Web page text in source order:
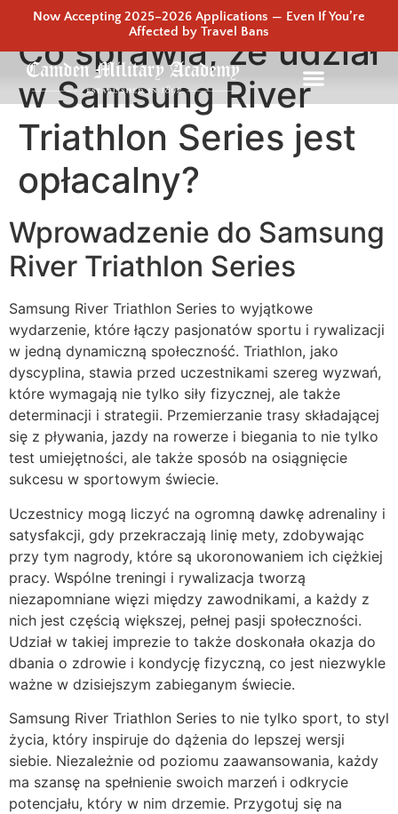
Now Accepting 2025–2026 Applications — Even If You’re
Affected by Travel Bans
Co sprawia, że udział
w Samsung River
Triathlon Series jest
opłacalny?
Wprowadzenie do Samsung
River Triathlon Series
Samsung River Triathlon Series to wyjątkowe
wydarzenie, które łączy pasjonatów sportu i rywalizacji
w jedną dynamiczną społeczność. Triathlon, jako
dyscyplina, stawia przed uczestnikami szereg wyzwań,
które wymagają nie tylko siły fizycznej, ale także
determinacji i strategii. Przemierzanie trasy składającej
się z pływania, jazdy na rowerze i biegania to nie tylko
test umiejętności, ale także sposób na osiągnięcie
sukcesu w sportowym świecie.
Uczestnicy mogą liczyć na ogromną dawkę adrenaliny i
satysfakcji, gdy przekraczają linię mety, zdobywając
przy tym nagrody, które są ukoronowaniem ich ciężkiej
pracy. Wspólne treningi i rywalizacja tworzą
niezapomniane więzi między zawodnikami, a każdy z
nich jest częścią większej, pełnej pasji społeczności.
Udział w takiej imprezie to także doskonała okazja do
dbania o zdrowie i kondycję fizyczną, co jest niezwykle
ważne w dzisiejszym zabieganym świecie.
Samsung River Triathlon Series to nie tylko sport, to styl
życia, który inspiruje do dążenia do lepszej wersji
siebie. Niezależnie od poziomu zaawansowania, każdy
ma szansę na spełnienie swoich marzeń i odkrycie
potencjału, który w nim drzemie. Przygotuj się na